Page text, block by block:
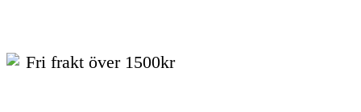
Fri frakt över 1500kr